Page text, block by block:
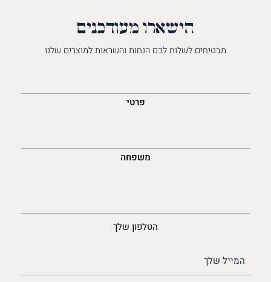
הישארו מעודכנים
מבטיחים לשלוח לכם הנחות והשראות למוצרים שלנו
פרטי
משפחה
הטלפון שלך
(חובה)